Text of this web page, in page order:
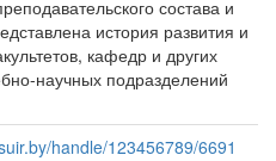
состава и
история развития и
кафедр и других
научных подразделений
handle/123456789/6691